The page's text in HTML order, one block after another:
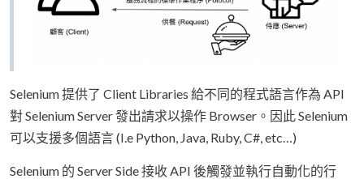
Selenium 提供了 Client Libraries 給不同的程式語言作為 API
對 Selenium Server 發出請求以操作 Browser。因此 Selenium
可以支援多個語言 (I.e Python, Java, Ruby, C#, etc…)
Selenium 的 Server Side 接收 API 後觸發並執行自動化的行